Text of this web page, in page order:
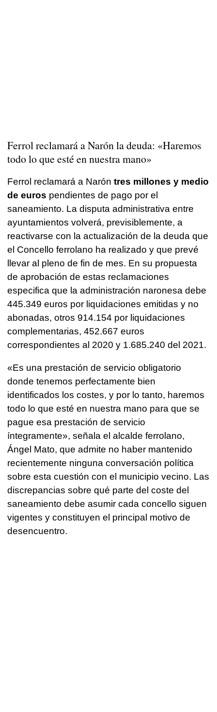
Ferrol reclamará a Narón la deuda: «Haremos
todo lo que esté en nuestra mano»
Ferrol reclamará a Narón tres millones y medio
de euros pendientes de pago por el
saneamiento. La disputa administrativa entre
ayuntamientos volverá, previsiblemente, a
reactivarse con la actualización de la deuda que
el Concello ferrolano ha realizado y que prevé
llevar al pleno de fin de mes. En su propuesta
de aprobación de estas reclamaciones
especifica que la administración naronesa debe
445.349 euros por liquidaciones emitidas y no
abonadas, otros 914.154 por liquidaciones
complementarias, 452.667 euros
correspondientes al 2020 y 1.685.240 del 2021.
«Es una prestación de servicio obligatorio
donde tenemos perfectamente bien
identificados los costes, y por lo tanto, haremos
todo lo que esté en nuestra mano para que se
pague esa prestación de servicio
íntegramente», señala el alcalde ferrolano,
Ángel Mato, que admite no haber mantenido
recientemente ninguna conversación política
sobre esta cuestión con el municipio vecino. Las
discrepancias sobre qué parte del coste del
saneamiento debe asumir cada concello siguen
vigentes y constituyen el principal motivo de
desencuentro.